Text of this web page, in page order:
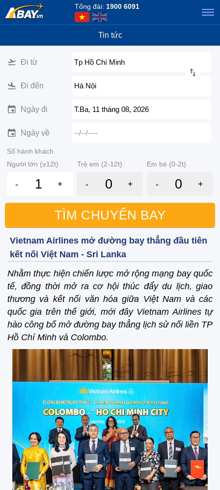
Tổng đài: 1900 6091
Tin tức
Đi từ Tp Hồ Chí Minh
Đi đến Hà Nội
Ngày đi T.Ba, 11 tháng 08, 2026
Ngày về --/--/----
Số hành khách
Người lớn (≥12t)
Trẻ em (2-12t) Em bé (0-2t)
- + - + - +
TÌM CHUYẾN BAY
Vietnam Airlines mở đường bay thẳng đầu tiên
kết nối Việt Nam - Sri Lanka
Nhằm thực hiện chiến lược mở rộng mạng bay quốc
tế, đồng thời mở ra cơ hội thúc đẩy du lịch, giao
thương và kết nối văn hóa giữa Việt Nam và các
quốc gia trên thế giới, mới đây Vietnam Airlines tự
hào công bố mở đường bay thẳng lịch sử nối liền TP
Hồ Chí Minh và Colombo.